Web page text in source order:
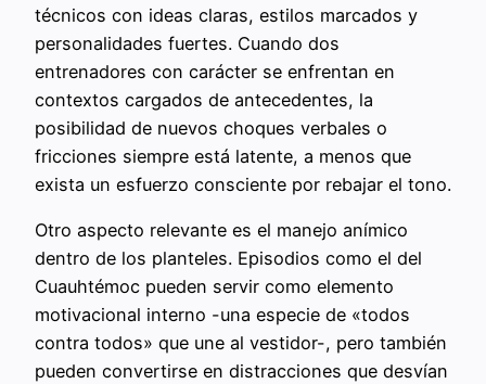
técnicos con ideas claras, estilos marcados y
personalidades fuertes. Cuando dos
entrenadores con carácter se enfrentan en
contextos cargados de antecedentes, la
posibilidad de nuevos choques verbales o
fricciones siempre está latente, a menos que
exista un esfuerzo consciente por rebajar el tono.
Otro aspecto relevante es el manejo anímico
dentro de los planteles. Episodios como el del
Cuauhtémoc pueden servir como elemento
motivacional interno -una especie de «todos
contra todos» que une al vestidor-, pero también
pueden convertirse en distracciones que desvían